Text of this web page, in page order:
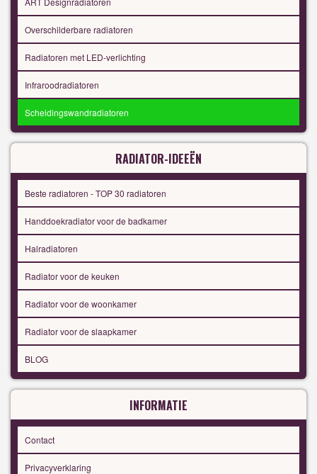
Overschilderbare radiatoren
Radiatoren met LED-verlichting
Infraroodradiatoren
Scheidingswandradiatoren
RADIATOR-IDEEËN
Beste radiatoren - TOP 30 radiatoren
Handdoekradiator voor de badkamer
Halradiatoren
Radiator voor de keuken
Radiator voor de woonkamer
Radiator voor de slaapkamer
BLOG
INFORMATIE
Contact
Privacyverklaring